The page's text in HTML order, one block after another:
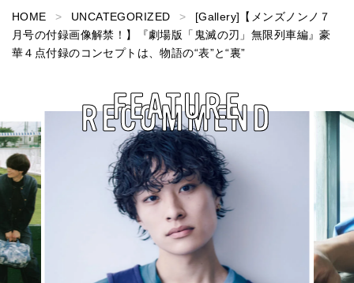
HOME UNCATEGORIZED
[Gallery]【メンズノンノ７
月号の付録画像解禁！】『劇場版「鬼滅の刃」無限列車編』豪
華４点付録のコンセプトは、物語の“表”と“裏”
RECOMMEND
FEATURE